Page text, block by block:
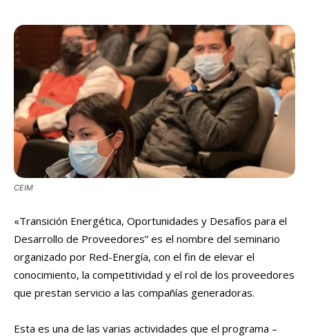
CEIM
«Transición Energética, Oportunidades y Desafíos para el
Desarrollo de Proveedores” es el nombre del seminario
organizado por Red-Energía, con el fin de elevar el
conocimiento, la competitividad y el rol de los proveedores
que prestan servicio a las compañías generadoras.
Esta es una de las varias actividades que el programa –